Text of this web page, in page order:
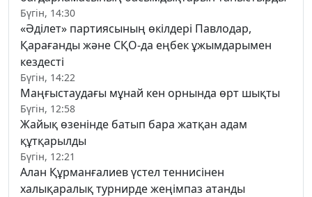
Бүгін, 14:30
«Әділет» партиясының өкілдері Павлодар,
Қарағанды және СҚО-да еңбек ұжымдарымен
кездесті
Бүгін, 14:22
Маңғыстаудағы мұнай кен орнында өрт шықты
Бүгін, 12:58
Жайық өзенінде батып бара жатқан адам
құтқарылды
Бүгін, 12:21
Алан Құрманғалиев үстел теннисінен
халықаралық турнирде жеңімпаз атанды